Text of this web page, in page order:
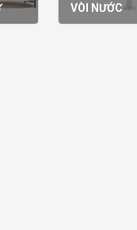
VÒI NƯỚC